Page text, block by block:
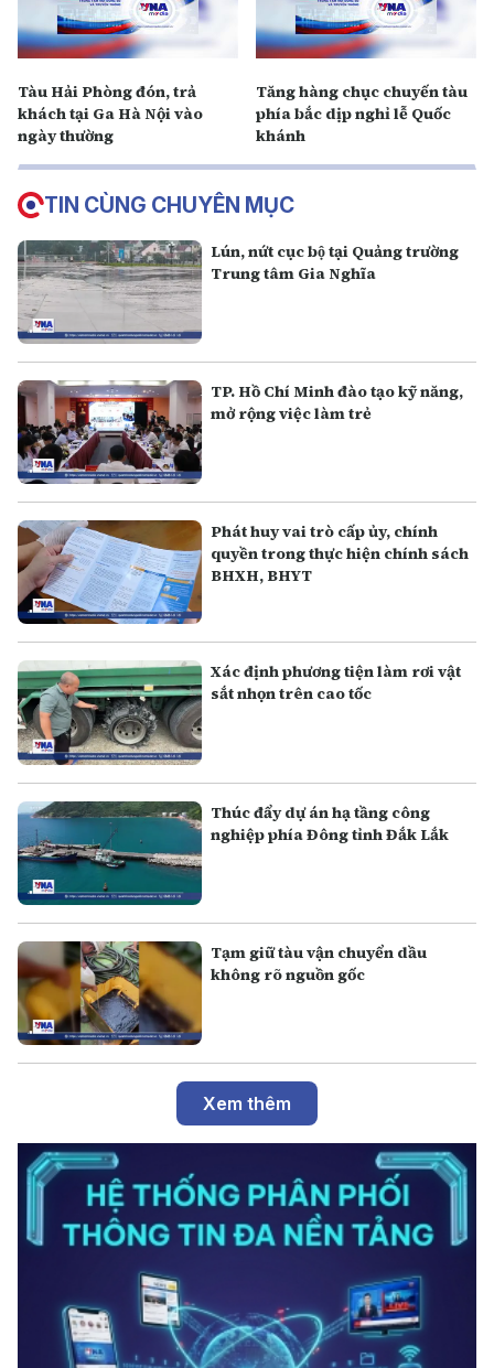
Tàu Hải Phòng đón, trả
khách tại Ga Hà Nội vào
ngày thường
Tăng hàng chục chuyến tàu
phía bắc dịp nghỉ lễ Quốc
khánh
TIN CÙNG CHUYÊN MỤC
Lún, nứt cục bộ tại Quảng trường
Trung tâm Gia Nghĩa
TP. Hồ Chí Minh đào tạo kỹ năng,
mở rộng việc làm trẻ
Phát huy vai trò cấp ủy, chính
quyền trong thực hiện chính sách
BHXH, BHYT
Xác định phương tiện làm rơi vật
sắt nhọn trên cao tốc
Thúc đẩy dự án hạ tầng công
nghiệp phía Đông tỉnh Đắk Lắk
Tạm giữ tàu vận chuyển dầu
không rõ nguồn gốc
Xem thêm